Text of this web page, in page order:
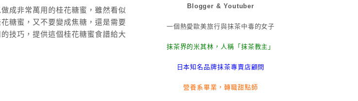
成非常萬用的桂花糖蜜，雖然看似
糖蜜，又不要變成焦糖，還是需要
技巧，提供這個桂花糖蜜食譜給大
Blogger & Youtuber
一個熱愛歐美旅行與抹茶中毒的女子
抹茶界的米其林，人稱「抹茶教主」
日本知名品牌抹茶專賣店顧問
營養系畢業，轉職甜點師